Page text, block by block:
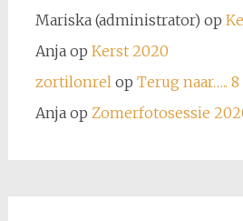
Mariska (administrator) op
Anjaop Kerst 2020
zortilonrelop Terug naar…..
Anjaop Zomerfotosessie